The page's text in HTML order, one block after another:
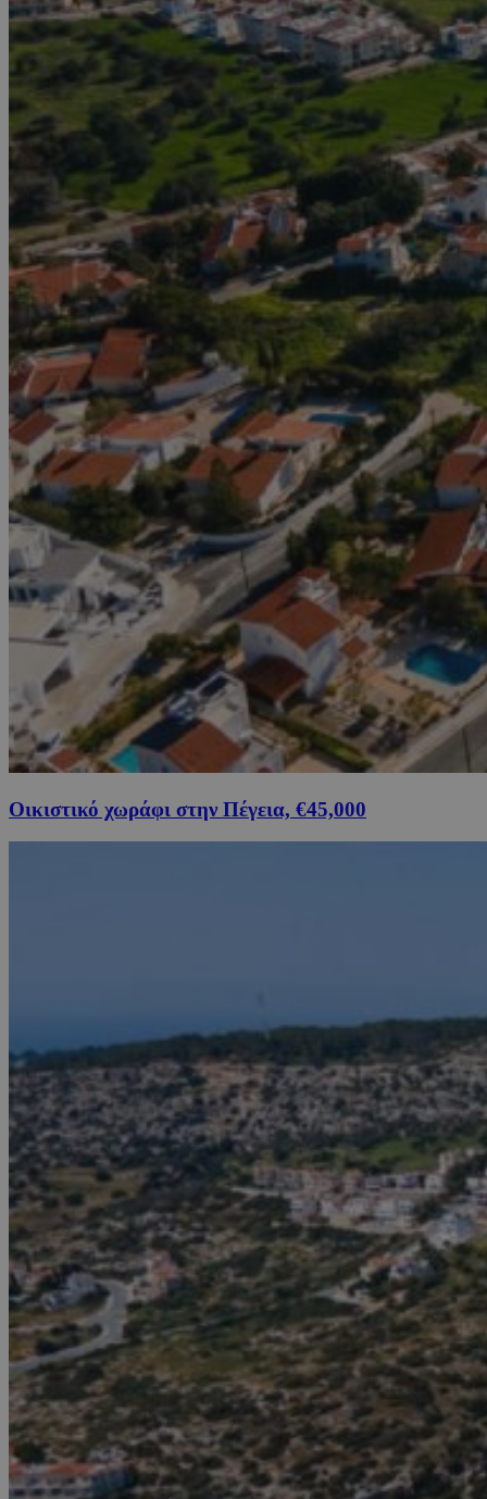
Οικιστικό χωράφι στην Πέγεια, €45,000